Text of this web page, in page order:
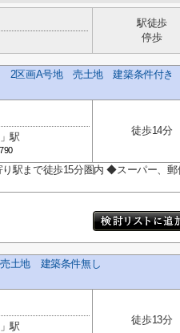
駅徒歩
停歩
2区画A号地 売土地 建築条件付き
」駅
徒歩14分
駅まで徒歩15分圏内 ◆スーパー、
土地 建築条件無し
」駅
徒歩13分